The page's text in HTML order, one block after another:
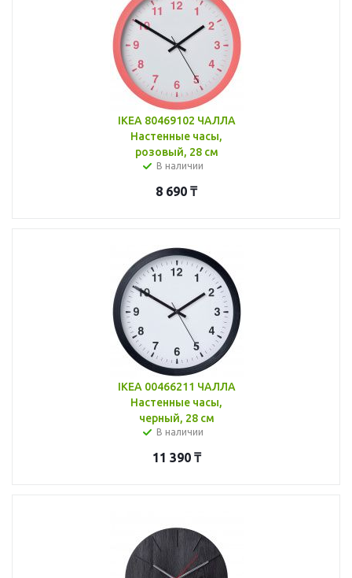
IKEA 80469102 ЧАЛЛА
Настенные часы,
розовый, 28 см
В наличии
8 690 ₸
IKEA 00466211 ЧАЛЛА
Настенные часы,
черный, 28 см
В наличии
11 390₸